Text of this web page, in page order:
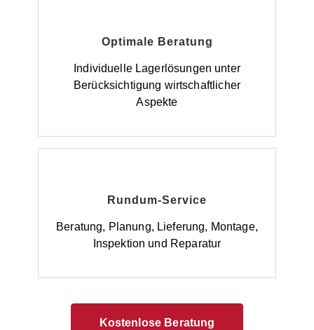
Optimale Beratung
Individuelle Lagerlösungen unter
Berücksichtigung wirtschaftlicher
Aspekte
Rundum-Service
Beratung, Planung, Lieferung, Montage,
Inspektion und Reparatur
Kostenlose Beratung